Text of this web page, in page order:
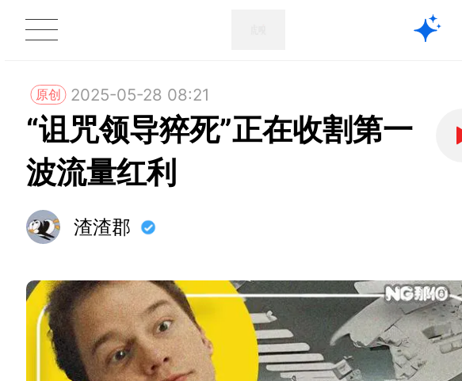
原创 2025-05-28 08:21
“诅咒领导猝死”正在收割第一
波流量红利
渣渣郡